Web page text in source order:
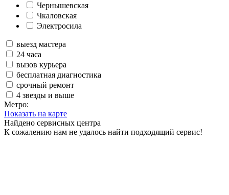
Чернышевская
Чкаловская
Электросила
выезд мастера
24 часа
вызов курьера
бесплатная диагностика
срочный ремонт
4 звезды и выше
Метро:
Показать на карте
Найдено сервисных центра
К сожалению нам не удалось найти подходящий сервис!